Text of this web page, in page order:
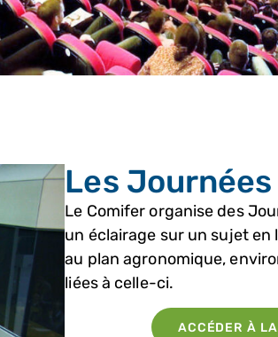
Les
Le Comifer organise des
un éclairage sur un sujet en
au plan agronomique,
liées à celle-ci.
ACCÉDER À